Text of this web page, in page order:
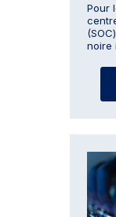
Pour
noire